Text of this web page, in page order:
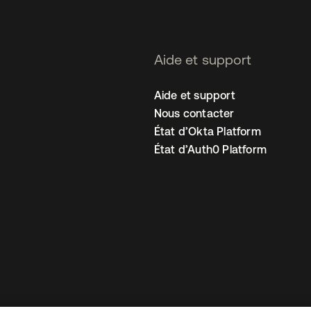
Aide et support
Aide et support
Nous contacter
État d’Okta Platform
État d’Auth0 Platform